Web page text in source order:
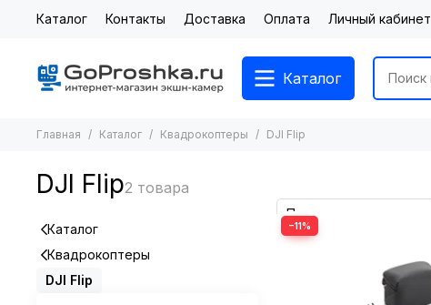
Каталог Контакты Доставка Оплата Личный кабинет
Каталог
Главная Каталог Квадрокоптеры DJI Flip
DJI Flip
−11%
Каталог
Квадрокоптеры
DJI Flip